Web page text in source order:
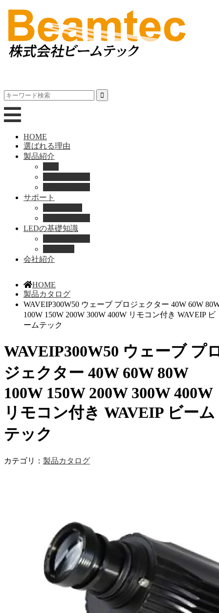
HOME
選ばれる理由
製品紹介
サポート
LEDの基礎知識
会社紹介
HOME
製品カタログ
WAVEIP300W50 ウェーブ プロジェクター 40W 60W
100W 150W 200W 300W 400W リモコン付き WAVEIP ビ
ームテック
WAVEIP300W50 ウェーブ プ
ジェクター 40W 60W 80W
100W 150W 200W 300W 400W
リモコン付き WAVEIP ビーム
テック
カテゴリ： 製品カタログ